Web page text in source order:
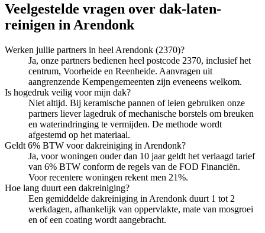
Veelgestelde vragen over dak-laten-
reinigen in Arendonk
Werken jullie partners in heel Arendonk (2370)?
Ja, onze partners bedienen heel postcode 2370, inclusief het
centrum, Voorheide en Reenheide. Aanvragen uit
aangrenzende Kempengemeenten zijn eveneens welkom.
Is hogedruk veilig voor mijn dak?
Niet altijd. Bij keramische pannen of leien gebruiken onze
partners liever lagedruk of mechanische borstels om breuken
en waterindringing te vermijden. De methode wordt
afgestemd op het materiaal.
Geldt 6% BTW voor dakreiniging in Arendonk?
Ja, voor woningen ouder dan 10 jaar geldt het verlaagd tarief
van 6% BTW conform de regels van de FOD Financiën.
Voor recentere woningen rekent men 21%.
Hoe lang duurt een dakreiniging?
Een gemiddelde dakreiniging in Arendonk duurt 1 tot 2
werkdagen, afhankelijk van oppervlakte, mate van mosgroei
en of een coating wordt aangebracht.